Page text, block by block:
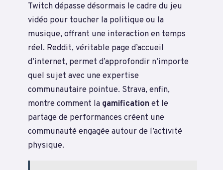
Twitch dépasse désormais le cadre du jeu
vidéo pour toucher la politique ou la
musique, offrant une interaction en temps
réel. Reddit, véritable page d’accueil
d’internet, permet d’approfondir n’importe
quel sujet avec une expertise
communautaire pointue. Strava, enfin,
montre comment la gamification et le
partage de performances créent une
communauté engagée autour de l’activité
physique.